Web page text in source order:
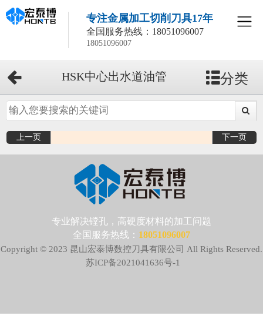
专注金属加工切削刀具17年
全国服务热线： 18051096007
18051096007
HSK中心出水道油管 分类
上一页 下一页
专业解决镗孔，高硬度材料的加工问题
全国服务热线： 18051096007
Copyright © 2023 昆山宏泰博数控刀具有限公司 All Rights Reserved.
苏ICP备2021041636号-1